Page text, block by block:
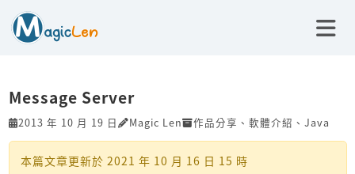
Message Server
2013 年 10 月 19 日 Magic Len 作品分享 、 軟體介紹 、 Java
本篇文章更新於 2021 年 10 月 16 日 15 時